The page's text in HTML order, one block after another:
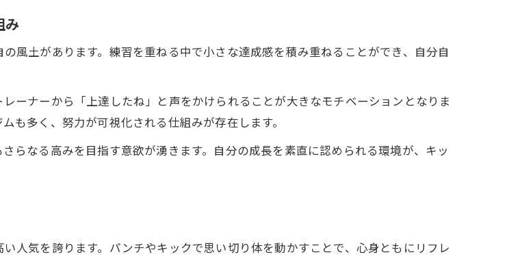
グでルールを守る意義と効果
グのルール習得が上達への近道
ル強化と自己管理力
グ風土がメンタルを強くする仕組み
に役立つキックボクシングの文化
グ経験が日常生活に活きる理由
み
風土があります。練習を重ねる中で小さな達成感を積み重ねることができ、自分自
ーナーから「上達したね」と声をかけられることが大きなモチベーションとなりま
も多く、努力が可視化される仕組みが存在します。
らなる高みを目指す意欲が湧きます。自分の成長を素直に認められる環境が、キッ
人気を誇ります。パンチやキックで思い切り体を動かすことで、心身ともにリフレ